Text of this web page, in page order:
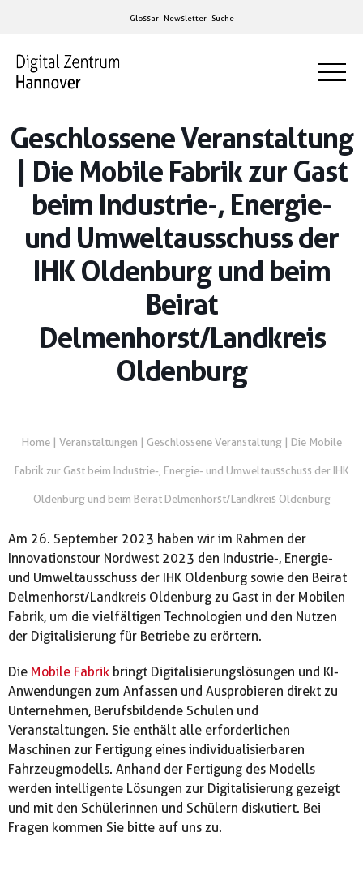
Glossar Newsletter Suche
Geschlossene Veranstaltung
| Die Mobile Fabrik zur Gast
beim Industrie-, Energie-
und Umweltausschuss der
IHK Oldenburg und beim
Beirat
Delmenhorst/Landkreis
Oldenburg
Home| Veranstaltungen | Geschlossene Veranstaltung | Die Mobile
Fabrik zur Gast beim Industrie-, Energie- und Umweltausschuss der IHK
Oldenburg und beim Beirat Delmenhorst/Landkreis Oldenburg
Am 26. September 2023 haben wir im Rahmen der
Innovationstour Nordwest 2023 den Industrie-, Energie-
und Umweltausschuss der IHK Oldenburg sowie den Beirat
Delmenhorst/Landkreis Oldenburg zu Gast in der Mobilen
Fabrik, um die vielfältigen Technologien und den Nutzen
der Digitalisierung für Betriebe zu erörtern.
Die Mobile Fabrik bringt Digitalisierungslösungen und KI-
Anwendungen zum Anfassen und Ausprobieren direkt zu
Unternehmen, Berufsbildende Schulen und
Veranstaltungen. Sie enthält alle erforderlichen
Maschinen zur Fertigung eines individualisierbaren
Fahrzeugmodells. Anhand der Fertigung des Modells
werden intelligente Lösungen zur Digitalisierung gezeigt
und mit den Schülerinnen und Schülern diskutiert. Bei
Fragen kommen Sie bitte auf uns zu.